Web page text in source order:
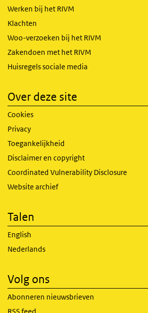
Werken bij het RIVM
Klachten
Woo-verzoeken bij het RIVM
Zakendoen met het RIVM
Huisregels sociale media
Over deze site
Cookies
Privacy
Toegankelijkheid
Disclaimer en copyright
Coordinated Vulnerability Disclosure
Website archief
Talen
English
Nederlands
Volg ons
Abonneren nieuwsbrieven